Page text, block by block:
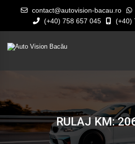
contact@autovision-bacau.ro
(+40) 758 657 045
(+40)
RULAJ KM: